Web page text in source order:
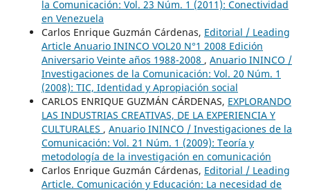
la Comunicación: Vol. 23 Núm. 1 (2011): Conectividad
en Venezuela
Carlos Enrique Guzmán Cárdenas, Editorial / Leading
Article Anuario ININCO VOL20 N°1 2008 Edición
Aniversario Veinte años 1988-2008 , Anuario ININCO /
Investigaciones de la Comunicación: Vol. 20 Núm. 1
(2008): TIC, Identidad y Apropiación social
CARLOS ENRIQUE GUZMÁN CÁRDENAS, EXPLORANDO
LAS INDUSTRIAS CREATIVAS, DE LA EXPERIENCIA Y
CULTURALES , Anuario ININCO / Investigaciones de la
Comunicación: Vol. 21 Núm. 1 (2009): Teoría y
metodología de la investigación en comunicación
Carlos Enrique Guzmán Cárdenas, Editorial / Leading
Article. Comunicación y Educación: La necesidad de